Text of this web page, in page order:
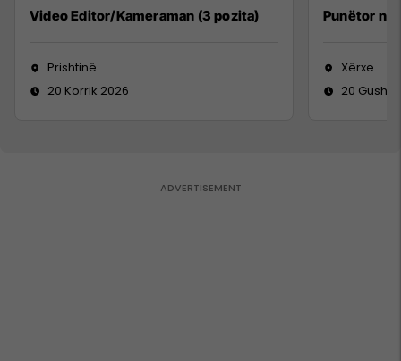
Video Editor/Kameraman (3 pozita)
Prishtinë
20 Korrik 2026
Punëtor në
Xërxe
20 Gusht